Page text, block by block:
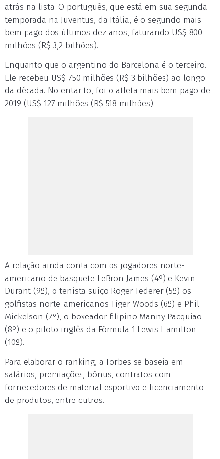
atrás na lista. O português, que está em sua segunda
temporada na Juventus, da Itália, é o segundo mais
bem pago dos últimos dez anos, faturando US$ 800
milhões (R$ 3,2 bilhões).
Enquanto que o argentino do Barcelona é o terceiro.
Ele recebeu US$ 750 milhões (R$ 3 bilhões) ao longo
da década. No entanto, foi o atleta mais bem pago de
2019 (US$ 127 milhões (R$ 518 milhões).
A relação ainda conta com os jogadores norte-
americano de basquete LeBron James (4º) e Kevin
Durant (9º), o tenista suíço Roger Federer (5º) os
golfistas norte-americanos Tiger Woods (6º) e Phil
Mickelson (7º), o boxeador filipino Manny Pacquiao
(8º) e o piloto inglês da Fórmula 1 Lewis Hamilton
(10º).
Para elaborar o ranking, a Forbes se baseia em
salários, premiações, bônus, contratos com
fornecedores de material esportivo e licenciamento
de produtos, entre outros.